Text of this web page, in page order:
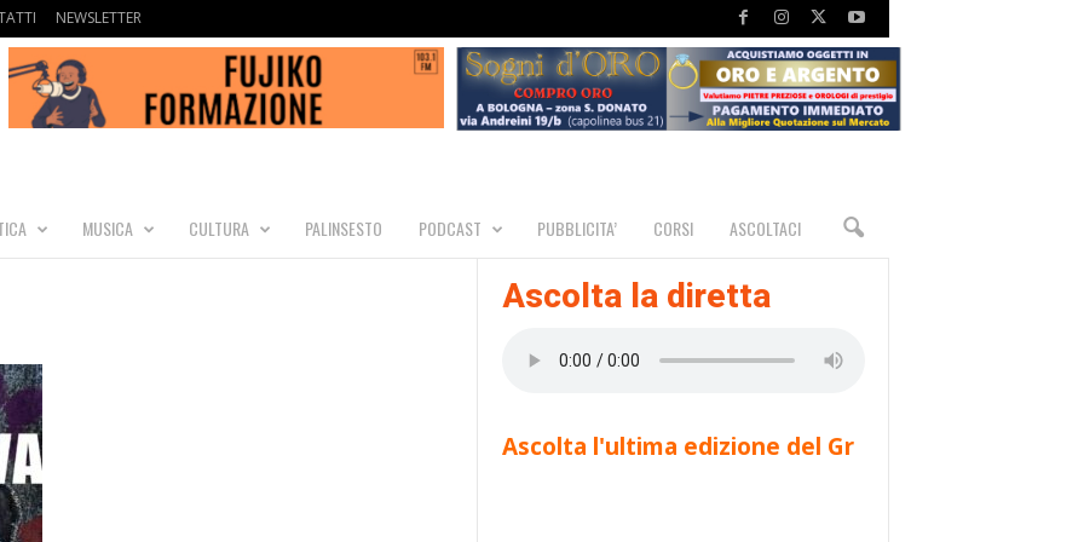
NEWSLETTER
MUSICA CULTURA PALINSESTO PODCAST PUBBLICITA’ CORSI ASCOLTACI
Ascolta la diretta
Ascolta l'ultima edizione del Gr